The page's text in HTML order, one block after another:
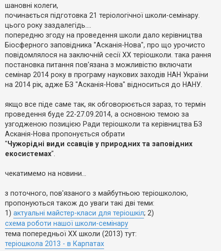
и
б
е
з
в
і
д
п
в
і
д
е
А
т
и
в
н
т
и
П
о
ш
к
в
і
д
м
л
н
н
шановні колеги,
починається підготовка 21 теріологічної школи-семінару.
цього року заздалегідь....
попередню згоду на проведення школи дало керівництва
Біосферного заповідника "Асканія-Нова", про що урочисто
повідомлялося на заключній сесії ХХ теріошколи. така рання
постановка питання пов'язана з можливістю включати
семінар 2014 року в програму наукових заходів НАН України
на 2014 рік, адже БЗ "Асканія-Нова" відноситься до НАНУ.
якщо все піде саме так, як обговорюється зараз, то термін
проведення буде 22-27.09.2014, а основною темою за
узгодженою позицією Ради теріошколи та керівництва БЗ
Асканія-Нова пропонується обрати
"Чужорідні види ссавців у природних та заповідних
екосистемах".
чекатимемо на новини...
з поточного, пов'язаного з майбутньою теріошколою,
пропонуються також до уваги такі дві теми:
1) актуальні майстер-класи для теріошкіл; 2)
схема роботи нашої школи-семінару
тема попередньої ХХ школи (2013) тут:
теріошкола 2013 - в Карпатах